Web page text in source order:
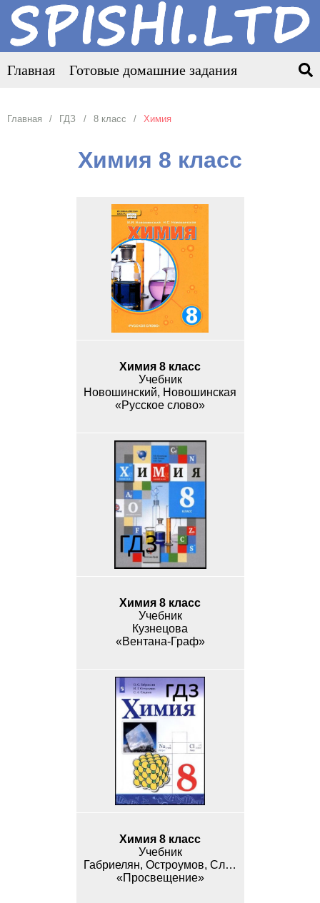
Главная Готовые домашние задания
Главная ГДЗ 8 класс Химия
Химия 8 класс
Химия 8 класс
Учебник
Новошинский, Новошинская
«Русское слово»
Химия 8 класс
Учебник
Кузнецова
«Вентана-Граф»
Химия 8 класс
Учебник
Габриелян, Остроумов, Сладков,
«Просвещение»